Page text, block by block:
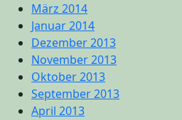
März 2014
Januar 2014
Dezember 2013
November 2013
Oktober 2013
September 2013
April 2013